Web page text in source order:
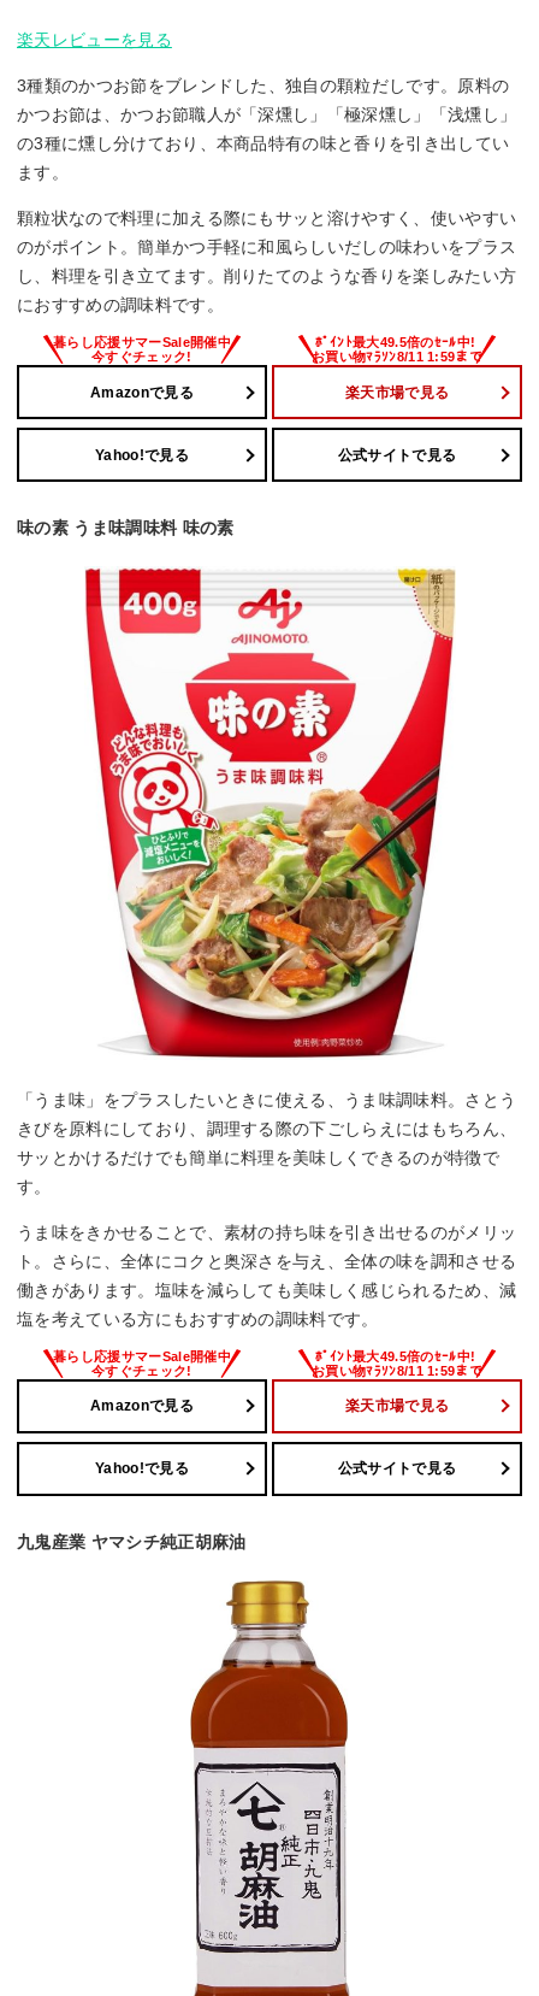
楽天レビューを見る
3種類のかつお節をブレンドした、独自の顆粒だしです。原料の
かつお節は、かつお節職人が「深燻し」「極深燻し」「浅燻し」
の3種に燻し分けており、本商品特有の味と香りを引き出してい
ます。
顆粒状なので料理に加える際にもサッと溶けやすく、使いやすい
のがポイント。簡単かつ手軽に和風らしいだしの味わいをプラス
し、料理を引き立てます。削りたてのような香りを楽しみたい方
におすすめの調味料です。
Amazonで見る 楽天市場で見る
Yahoo!で見る 公式サイトで見る
味の素 うま味調味料 味の素
「うま味」をプラスしたいときに使える、うま味調味料。さとう
きびを原料にしており、調理する際の下ごしらえにはもちろん、
サッとかけるだけでも簡単に料理を美味しくできるのが特徴で
す。
うま味をきかせることで、素材の持ち味を引き出せるのがメリッ
ト。さらに、全体にコクと奥深さを与え、全体の味を調和させる
働きがあります。塩味を減らしても美味しく感じられるため、減
塩を考えている方にもおすすめの調味料です。
Amazonで見る 楽天市場で見る
Yahoo!で見る 公式サイトで見る
九鬼産業 ヤマシチ純正胡麻油